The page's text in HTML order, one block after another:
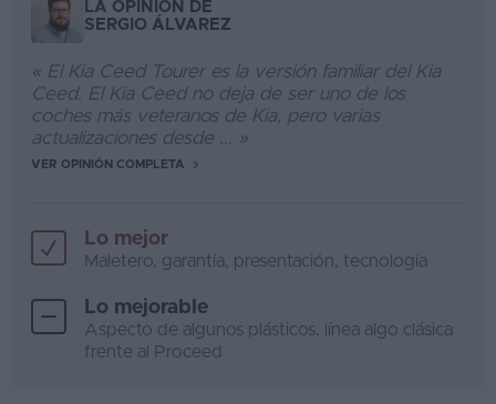
LA OPINIÓN DE
SERGIO ÁLVAREZ
« El Kia Ceed Tourer es la versión familiar del Kia
Ceed. El Kia Ceed no deja de ser uno de los
coches más veteranos de Kia, pero varias
actualizaciones desde ... »
VER OPINIÓN COMPLETA
Lo mejor
Maletero, garantía, presentación, tecnología
Lo mejorable
Aspecto de algunos plásticos, línea algo clásica
frente al Proceed